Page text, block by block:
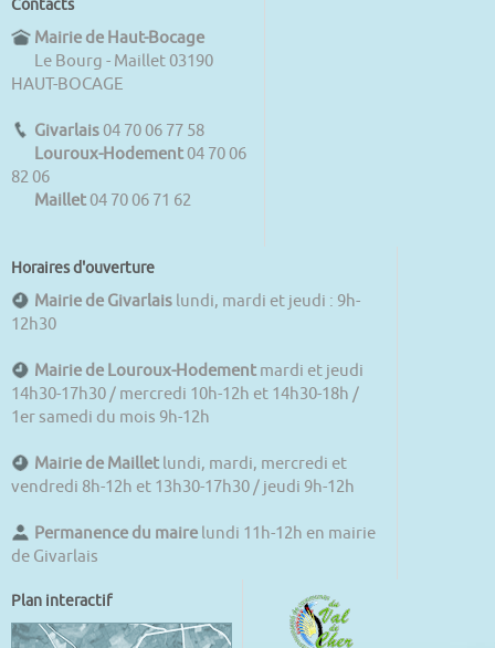
Contacts
Mairie de Haut-Bocage
Le Bourg - Maillet 03190
HAUT-BOCAGE
Givarlais 04 70 06 77 58
Louroux-Hodement 04 70 06
82 06
Maillet 04 70 06 71 62
Horaires d'ouverture
Mairie de Givarlais lundi, mardi et jeudi : 9h-
12h30
Mairie de Louroux-Hodement mardi et jeudi
14h30-17h30 / mercredi 10h-12h et 14h30-18h /
1er samedi du mois 9h-12h
Mairie de Maillet lundi, mardi, mercredi et
vendredi 8h-12h et 13h30-17h30 / jeudi 9h-12h
Permanence du maire lundi 11h-12h en mairie
de Givarlais
Plan interactif